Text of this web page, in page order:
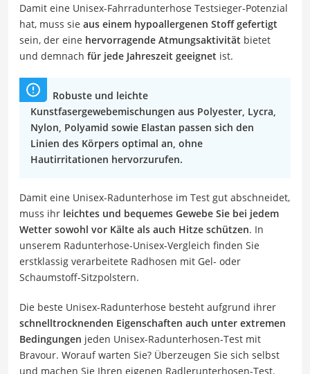
Damit eine Unisex-Fahrradunterhose Testsieger-Potenzial
hat, muss sie aus einem hypoallergenen Stoff gefertigt
sein, der eine hervorragende Atmungsaktivität bietet
und demnach für jede Jahreszeit geeignet ist.
Robuste und leichte
Kunstfasergewebemischungen aus Polyester, Lycra,
Nylon, Polyamid sowie Elastan passen sich den
Linien des Körpers optimal an, ohne
Hautirritationen hervorzurufen.
Damit eine Unisex-Radunterhose im Test gut abschneidet,
muss ihr leichtes und bequemes Gewebe Sie bei jedem
Wetter sowohl vor Kälte als auch Hitze schützen. In
unserem Radunterhose-Unisex-Vergleich finden Sie
erstklassig verarbeitete Radhosen mit Gel- oder
Schaumstoff-Sitzpolstern.
Die beste Unisex-Radunterhose besteht aufgrund ihrer
schnelltrocknenden Eigenschaften auch unter extremen
Bedingungen jeden Unisex-Radunterhosen-Test mit
Bravour. Worauf warten Sie? Überzeugen Sie sich selbst
und machen Sie Ihren eigenen Radlerunterhosen-Test.